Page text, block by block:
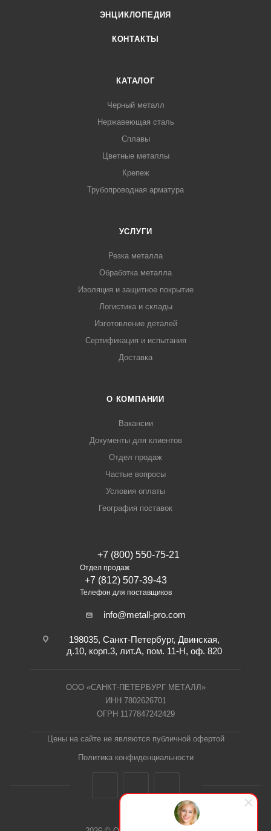
ЭНЦИКЛОПЕДИЯ
КОНТАКТЫ
КАТАЛОГ
Черный металл
Нержавеющая сталь
Сплавы
Цветные металлы
Крепеж
Трубопроводная арматура
УСЛУГИ
Резка металла
Обработка металла
Изоляция и защитное покрытие
Логистика и склады
Изготовление деталей
Сертификация и испытания
Доставка
О КОМПАНИИ
Вакансии
Документы для клиентов
Отдел продаж
Частые вопросы
Условия оплаты
География поставок
+7 (800) 550-75-21
Отдел продаж
+7 (812) 507-39-43
Телефон для поставщиков
info@metall-pro.com
198035, Санкт-Петербург, Двинская,
д.10, корп.3, лит.А, пом. 11-Н, оф. 820
ООО «САНКТ-ПЕТЕРБУРГ МЕТАЛЛ»
ИНН 7802626701
ОГРН 1177847242429
Цены на сайте не являются публичной офертой
Политика конфиденциальности